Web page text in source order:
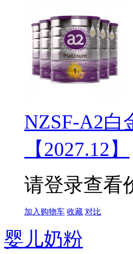
NZSF-A2白
【2027.12】
请登录查看
加入购物车 收藏 对比
婴儿奶粉